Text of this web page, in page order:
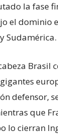
la fase
el dominio
Sudamérica.
Brasil
defensor,
que
lo cierran